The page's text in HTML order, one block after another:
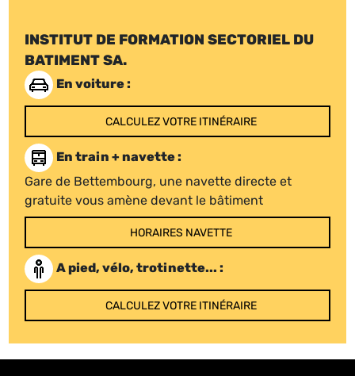
INSTITUT DE FORMATION SECTORIEL DU
BATIMENT SA.
En voiture :
CALCULEZ VOTRE ITINÉRAIRE
En train + navette :
Gare de Bettembourg, une navette directe et
gratuite vous amène devant le bâtiment
HORAIRES NAVETTE
A pied, vélo, trotinette... :
CALCULEZ VOTRE ITINÉRAIRE